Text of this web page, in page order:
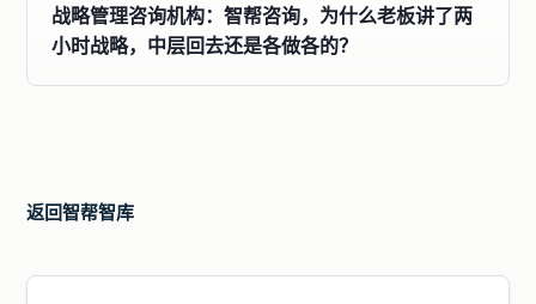
战略管理咨询机构：智帮咨询，为什么老板讲了两
小时战略，中层回去还是各做各的？
返回智帮智库